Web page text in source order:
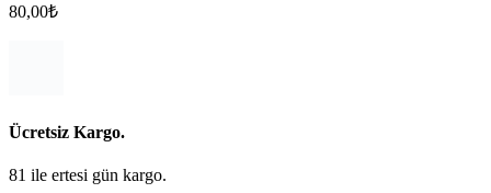
80,00₺
Ücretsiz Kargo.
81 ile ertesi gün kargo.